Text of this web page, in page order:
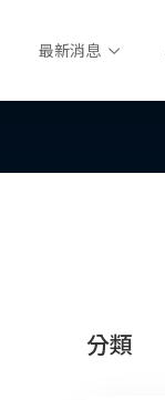
最新消息
分類